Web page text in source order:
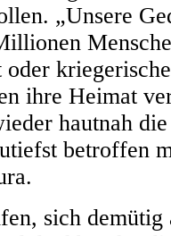
„Unsere
ihre Heimat
hautnah
betroffen
sich